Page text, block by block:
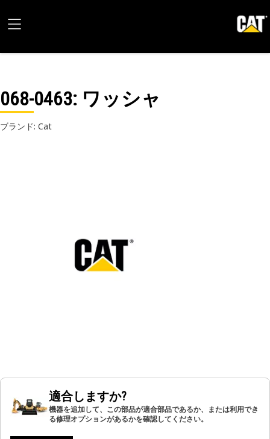
068-0463: ワッシャ
ブランド: Cat
適合しますか?
機器を追加して、この部品が適合部品であるか、または利用でき
る修理オプションがあるかを確認してください。